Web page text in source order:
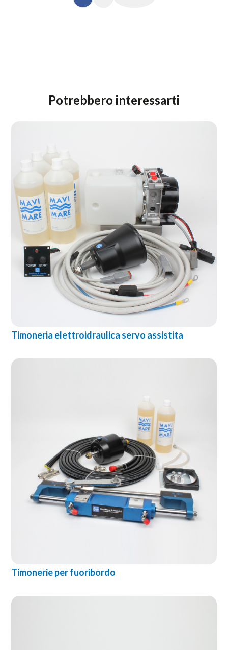
Potrebbero interessarti
Timoneria elettroidraulica servo assistita
Timonerie per fuoribordo